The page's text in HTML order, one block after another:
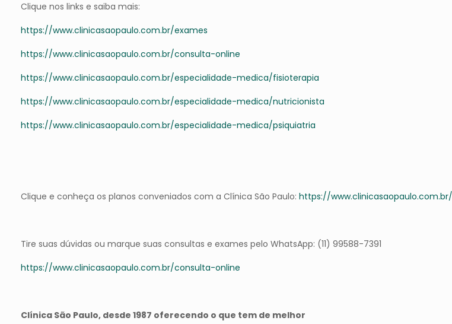
Clique nos links e saiba mais:
https://www.clinicasaopaulo.com.br/exames
https://www.clinicasaopaulo.com.br/consulta-online
https://www.clinicasaopaulo.com.br/especialidade-medica/fisioterapia
https://www.clinicasaopaulo.com.br/especialidade-medica/nutricionista
https://www.clinicasaopaulo.com.br/especialidade-medica/psiquiatria
Clique e conheça os planos conveniados com a Clínica São Paulo: https://
Tire suas dúvidas ou marque suas consultas e exames pelo WhatsApp: (11) 99588-7391
https://www.clinicasaopaulo.com.br/consulta-online
Clínica São Paulo, desde 1987 oferecendo o que tem de melhor